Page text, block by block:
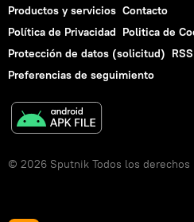
Productos y servicios Contacto
Política de Privacidad Politica de
Protección de datos (solicitud) RSS
Preferencias de seguimiento
© 2026 Sputnik Todos los derechos